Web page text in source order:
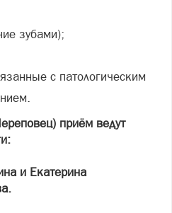
зубами);
с патологическим
приём ведут
и Екатерина